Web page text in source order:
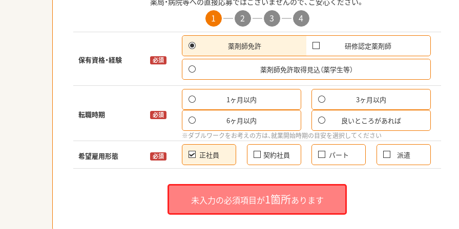
1 2 3 4
保有資格・経験 必須
薬剤師免許 研修認定薬剤師
薬剤師免許取得見込（薬学生等）
転職時期 必須
1ヶ月以内 3ヶ月以内
6ヶ月以内 良いところがあれば
※ダブルワークをお考えの方は、就業開始時期の目安を選択してください
希望雇用形態 必須 正社員 契約社員 パート 派遣
未入力の必須項目が1箇所あります